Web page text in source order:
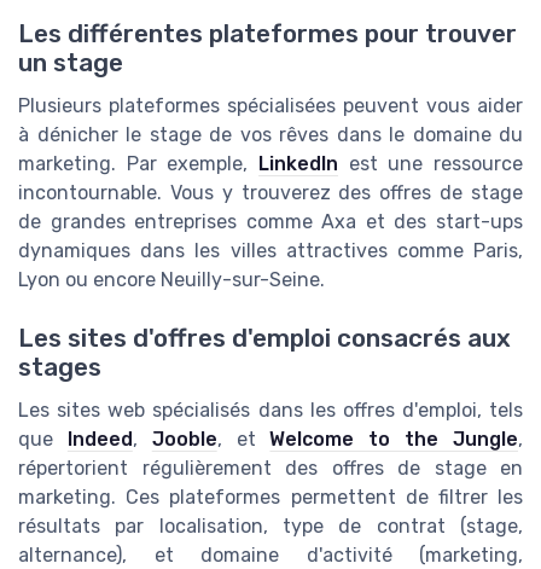
Les différentes plateformes pour trouver
un stage
Plusieurs plateformes spécialisées peuvent vous aider
à dénicher le stage de vos rêves dans le domaine du
marketing. Par exemple, LinkedIn est une ressource
incontournable. Vous y trouverez des offres de stage
de grandes entreprises comme Axa et des start-ups
dynamiques dans les villes attractives comme Paris,
Lyon ou encore Neuilly-sur-Seine.
Les sites d'offres d'emploi consacrés aux
stages
Les sites web spécialisés dans les offres d'emploi, tels
que Indeed, Jooble, etWelcome to the Jungle,
répertorient régulièrement des offres de stage en
marketing. Ces plateformes permettent de filtrer les
résultats par localisation, type de contrat (stage,
alternance), et domaine d'activité (marketing,